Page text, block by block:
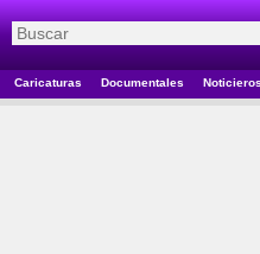
Caricaturas Documentales Noticieros